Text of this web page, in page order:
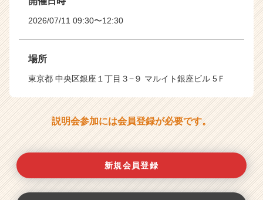
2026/07/11 09:30〜12:30
場所
東京都 中央区銀座１丁目３−９ マルイト銀座ビル 5Ｆ
説明会参加には会員登録が必要です。
新規会員登録